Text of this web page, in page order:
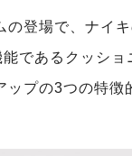
の登場で、ナイ
であるクッシ
ップの3つの特徴